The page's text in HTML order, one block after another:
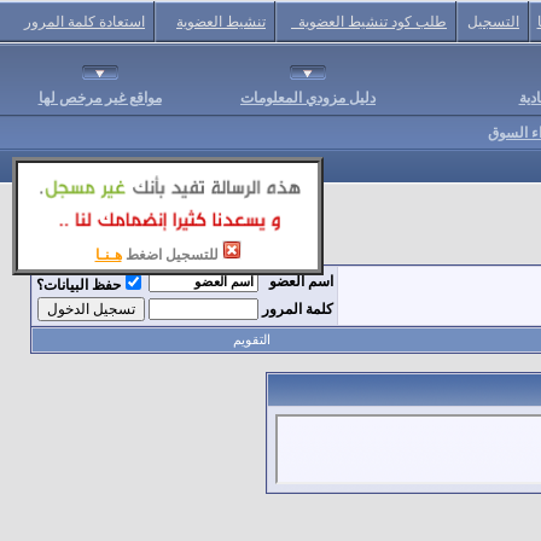
للتسجيل اضغط هـنـا
التسجيل طلب كود تنشيط العضوية تنشيط العضوية استعادة كلمة المرور
دليل مزودي المعلومات مواقع غير مرخص لها
السوق
اسم العضو
حفظ البيانات؟
كلمة المرور
التقويم